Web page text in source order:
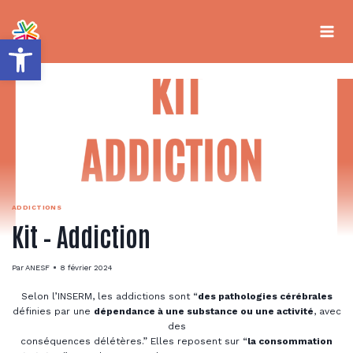
Ouvrir la barre d’outils
contenu
ADDICTIONS
Kit – Addiction
ParANESF 8 février 2024
Selon l’INSERM, les addictions sont “des pathologies cérébrales
définies par une dépendance à une substance ou une activité, avec
des
conséquences délétères.” Elles reposent sur “la consommation